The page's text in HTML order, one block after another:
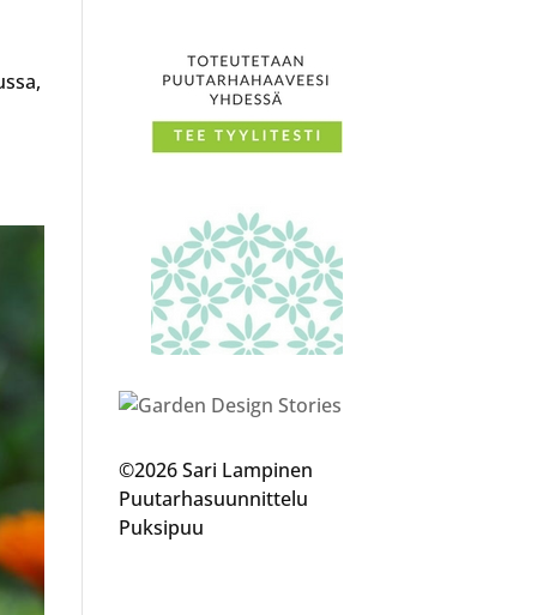
©2026 Sari Lampinen
Puutarhasuunnittelu
Puksipuu